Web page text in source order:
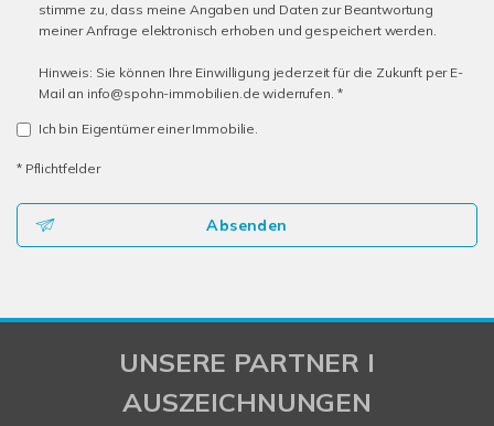
stimme zu, dass meine Angaben und Daten zur Beantwortung
meiner Anfrage elektronisch erhoben und gespeichert werden.
Hinweis: Sie können Ihre Einwilligung jederzeit für die Zukunft per E-
Mail an info@spohn-immobilien.de widerrufen. *
Ich bin Eigentümer einer Immobilie.
* Pflichtfelder
Absenden
UNSERE PARTNER I
AUSZEICHNUNGEN